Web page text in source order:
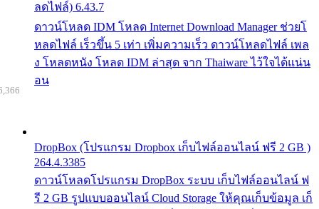
ลดไฟล์) 6.43.7
ดาวน์โหลด IDM โหลด Internet Download Manager ช่วยโ
หลดไฟล์ เร็วขึ้น 5 เท่า เพิ่มความเร็ว ดาวน์โหลดไฟล์ เพล
ง โหลดหนัง โหลด IDM ล่าสุด จาก Thaiware ไว้ใจได้แน่น
อน
DropBox (โปรแกรม Dropbox เก็บไฟล์ออนไลน์ ฟรี 2 GB )
264.4.3385
ดาวน์โหลดโปรแกรม DropBox ระบบ เก็บไฟล์ออนไลน์ ฟ
รี 2 GB รูปแบบออนไลน์ Cloud Storage ให้คุณเก็บข้อมูล เก็